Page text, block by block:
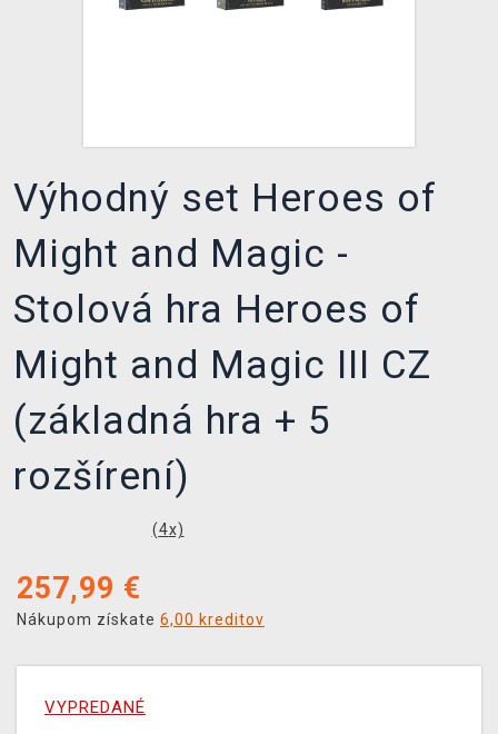
Výhodný set Heroes of
Might and Magic -
Stolová hra Heroes of
Might and Magic III CZ
(základná hra + 5
rozšírení)
(4x)
257,99 €
Nákupom získate 6,00 kreditov
VYPREDANÉ